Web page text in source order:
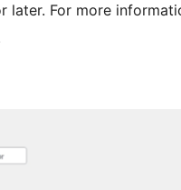
later. For more